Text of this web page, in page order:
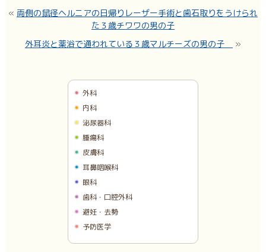
« 両側の鼠径ヘルニアの日帰りレーザー手術と歯石取りをうけられ
た３歳チワワの男の子
外耳炎と薬浴で通われている３歳マルチーズの男の子
»
外科
内科
泌尿器科
腫瘍科
皮膚科
耳鼻咽喉科
眼科
歯科・口腔外科
避妊・去勢
予防医学